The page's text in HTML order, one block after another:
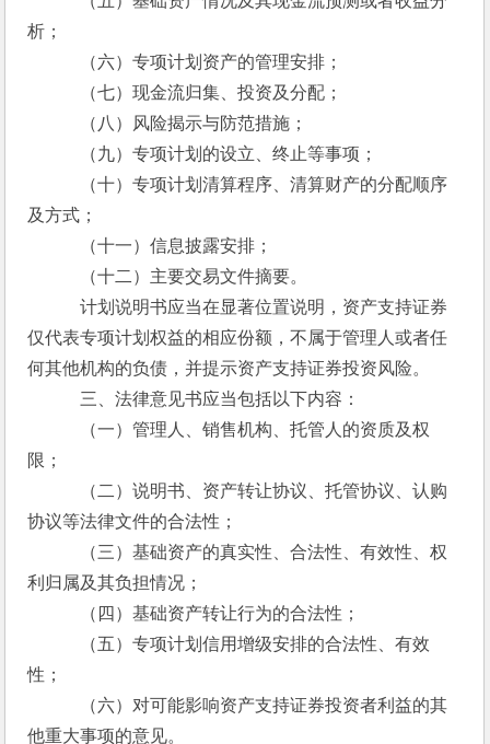
析；
（六）专项计划资产的管理安排；
（七）现金流归集、投资及分配；
（八）风险揭示与防范措施；
（九）专项计划的设立、终止等事项；
（十）专项计划清算程序、清算财产的分配顺序
及方式；
（十一）信息披露安排；
（十二）主要交易文件摘要。
计划说明书应当在显著位置说明，资产支持证券
仅代表专项计划权益的相应份额，不属于管理人或者任
何其他机构的负债，并提示资产支持证券投资风险。
三、法律意见书应当包括以下内容：
（一）管理人、销售机构、托管人的资质及权
限；
（二）说明书、资产转让协议、托管协议、认购
协议等法律文件的合法性；
（三）基础资产的真实性、合法性、有效性、权
利归属及其负担情况；
（四）基础资产转让行为的合法性；
（五）专项计划信用增级安排的合法性、有效
性；
（六）对可能影响资产支持证券投资者利益的其
他重大事项的意见。